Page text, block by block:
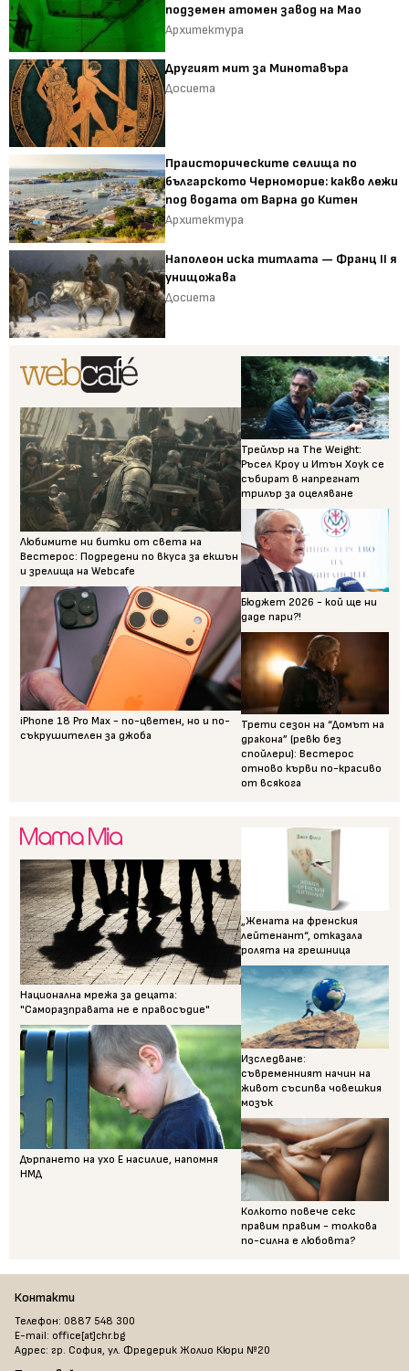
подземен атомен завод на Мао
Архитектура
Другият мит за Минотавъра
Досиета
Праисторическите селища по
българското Черноморие: какво лежи
под водата от Варна до Китен
Архитектура
Наполеон иска титлата — Франц II я
унищожава
Досиета
Любимите ни битки от света на
Вестерос: Подредени по вкуса за екшън
и зрелища на Webcafe
iPhone 18 Pro Max - по-цветен, но и по-
съкрушителен за джоба
Трейлър на The Weight:
Ръсел Кроу и Итън Хоук се
събират в напрегнат
трилър за оцеляване
Бюджет 2026 - кой ще ни
даде пари?!
Трети сезон на “Домът на
дракона” (ревю без
спойлери): Вестерос
отново кърви по-красиво
от всякога
Национална мрежа за децата:
"Саморазправата не е правосъдие"
Дърпането на ухо Е насилие, напомня
НМД
„Жената на френския
лейтенант“, отказала
ролята на грешница
Изследване:
съвременният начин на
живот съсипва човешкия
мозък
Колкото повече секс
правим правим - толкова
по-силна е любовта?
Контакти
Телефон: 0887 548 300
E-mail: office[at]chr.bg
Адрес: гр. София, ул. Фредерик Жолио Кюри №20